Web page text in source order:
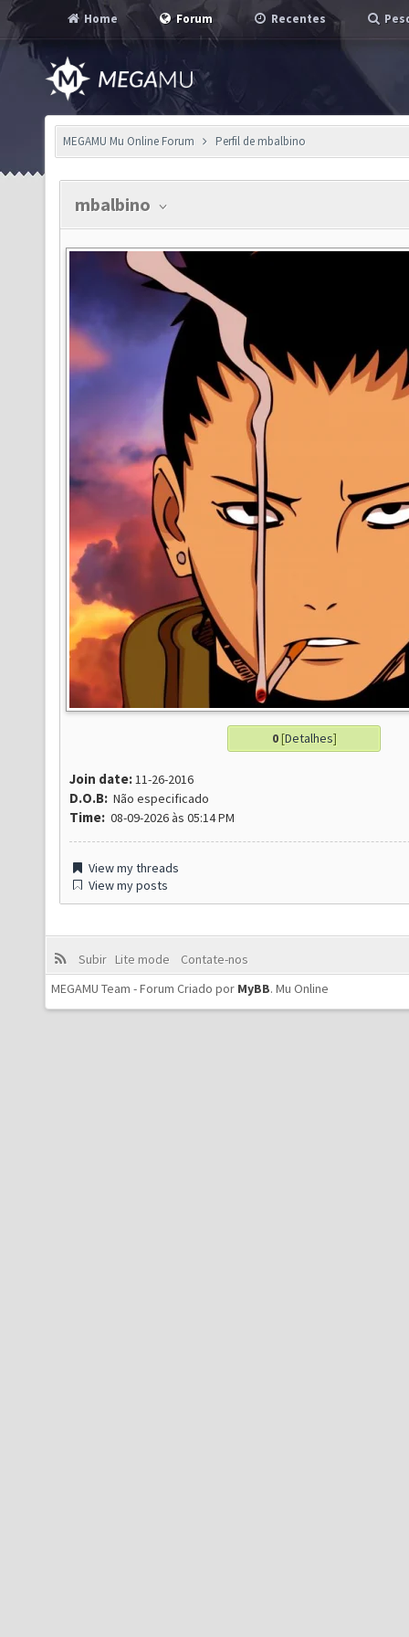
Home Forum Recentes
MEGAMU Mu Online Forum Perfil de mbalbino
mbalbino
0[Detalhes]
Join date:11-26-2016
D.O.B: Não especificado
Time: 08-09-2026 às 05:14 PM
View my threads
View my posts
Subir Lite mode
Contate-nos
MEGAMU Team - Forum Criado por MyBB. Mu Online